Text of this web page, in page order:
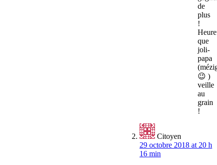
de
plus
!
que
joli-
papa
😉 )
veille
au
grain
!
Citoyen
29 octobre 2018 at 20 h
16 min